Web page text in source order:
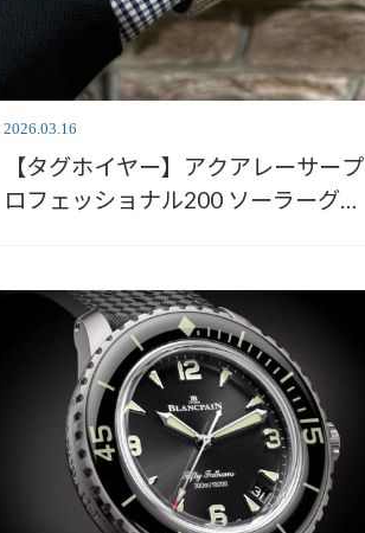
2026.03.16
【タグホイヤー】アクアレーサープ
ロフェッショナル200 ソーラーグラ